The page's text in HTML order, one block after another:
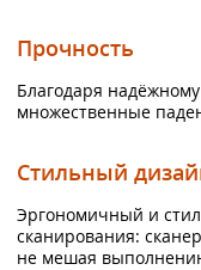
Прочность
Благодаря
множественные
Стильный
Эргономичный и
сканирования:
не мешая